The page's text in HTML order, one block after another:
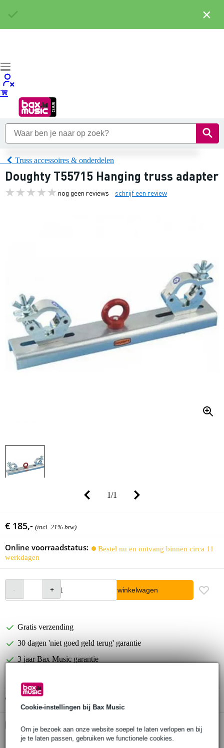
Cookie-instellingen bij Bax Music
Om je bezoek aan onze website soepel te laten verlopen en bij
je te laten passen, gebruiken we functionele cookies.
Truss accessoires & onderdelen
Doughty T55715 Hanging truss adapter
nog geen reviews schrijf een review
1/1
€ 185,- (incl. 21% btw)
Online voorraadstatus:
Bestel nu en ontvang binnen circa 11
werkdagen
In winkelwagen
Gratis verzending
30 dagen 'niet goed geld terug' garantie
3 jaar Bax Music garantie
Gratis ophalen in de winkel
voordelen
×